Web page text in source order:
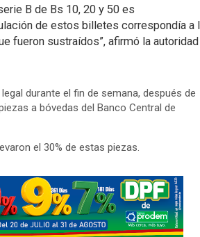
B de Bs 10, 20 y 50 es
de estos billetes correspondía a
fueron sustraídos”, afirmó la autoridad
durante el fin de semana, después de
a bóvedas del Banco Central de
el 30% de estas piezas.